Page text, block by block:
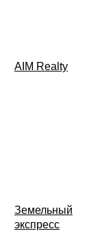
AIM Realty
Земельный
экспресс